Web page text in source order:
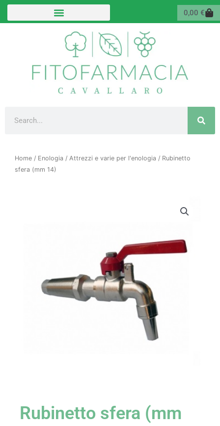
Vai
0,00 €
Home / Enologia / Attrezzi e varie per l'enologia / Rubinetto
sfera (mm 14)
Rubinetto sfera (mm